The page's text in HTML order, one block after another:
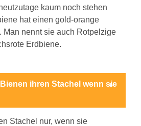
kaum noch stehen
hat einen gold-orange
Man nennt sie auch Rotpelzige
Erdbiene.
ihren Stachel wenn sie
Stachel nur, wenn sie